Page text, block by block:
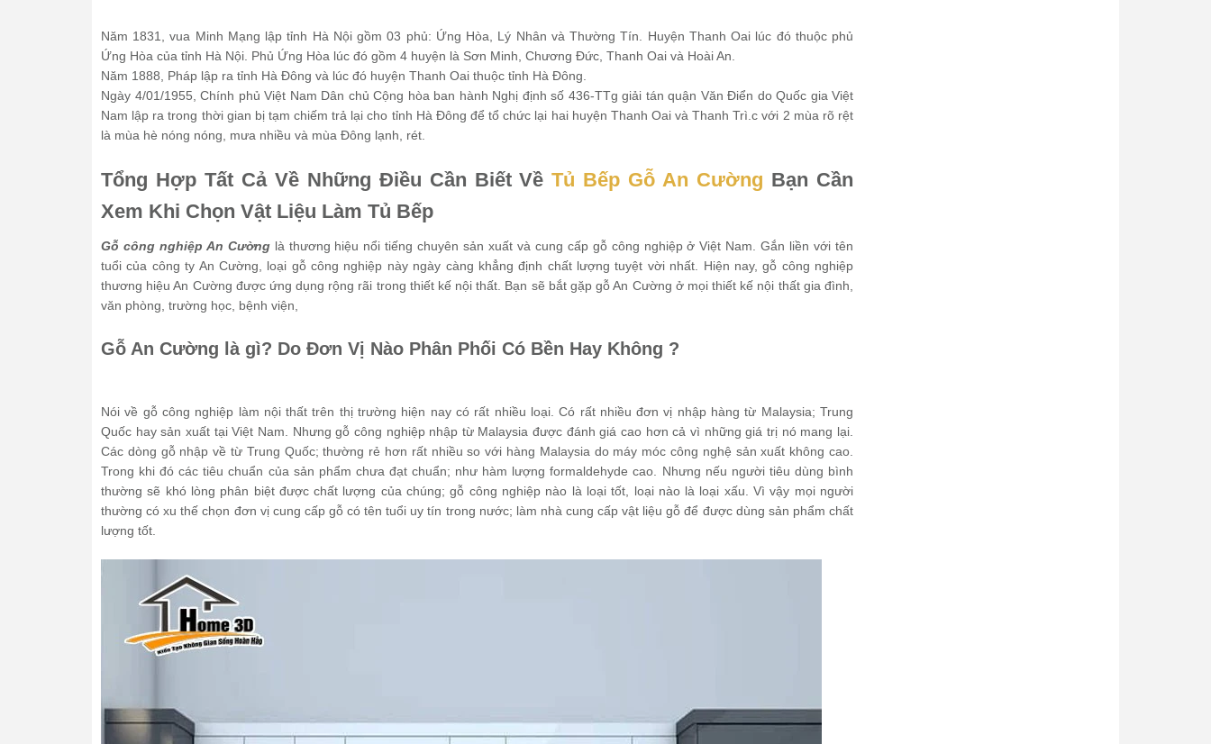
Năm 1831, vua Minh Mạng lập tỉnh Hà Nội gồm 03 phủ: Ứng Hòa, Lý Nhân và Thường Tín. Huyện Thanh Oai lúc đó thuộc phủ
Ứng Hòa của tỉnh Hà Nội. Phủ Ứng Hòa lúc đó gồm 4 huyện là Sơn Minh, Chương Đức, Thanh Oai và Hoài An.
Năm 1888, Pháp lập ra tỉnh Hà Đông và lúc đó huyện Thanh Oai thuộc tỉnh Hà Đông.
Ngày 4/01/1955, Chính phủ Việt Nam Dân chủ Cộng hòa ban hành Nghị định số 436-TTg giải tán quận Văn Điển do Quốc gia Việt
Nam lập ra trong thời gian bị tạm chiếm trả lại cho tỉnh Hà Đông để tổ chức lại hai huyện Thanh Oai và Thanh Trì.c với 2 mùa rõ rệt
là mùa hè nóng nóng, mưa nhiều và mùa Đông lạnh, rét.
Tổng Hợp Tất Cả Về Những Điều Cần Biết VềTủ Bếp Gỗ An Cường Bạn Cần
Xem Khi Chọn Vật Liệu Làm Tủ Bếp
Gỗ công nghiệp An Cườnglà thương hiệu nổi tiếng chuyên sản xuất và cung cấp gỗ công nghiệp ở Việt Nam. Gắn liền với tên
tuổi của công ty An Cường, loại gỗ công nghiệp này ngày càng khẳng định chất lượng tuyệt vời nhất. Hiện nay, gỗ công nghiệp
thương hiệu An Cường được ứng dụng rộng rãi trong thiết kế nội thất. Bạn sẽ bắt gặp gỗ An Cường ở mọi thiết kế nội thất gia đình,
văn phòng, trường học, bệnh viện,
Gỗ An Cường là gì? Do Đơn Vị Nào Phân Phối Có Bền Hay Không ?
Nói về gỗ công nghiệp làm nội thất trên thị trường hiện nay có rất nhiều loại. Có rất nhiều đơn vị nhập hàng từ Malaysia; Trung
Quốc hay sản xuất tại Việt Nam. Nhưng gỗ công nghiệp nhập từ Malaysia được đánh giá cao hơn cả vì những giá trị nó mang lại.
Các dòng gỗ nhập về từ Trung Quốc; thường rẻ hơn rất nhiều so với hàng Malaysia do máy móc công nghệ sản xuất không cao.
Trong khi đó các tiêu chuẩn của sản phẩm chưa đạt chuẩn; như hàm lượng formaldehyde cao. Nhưng nếu người tiêu dùng bình
thường sẽ khó lòng phân biệt được chất lượng của chúng; gỗ công nghiệp nào là loại tốt, loại nào là loại xấu. Vì vậy mọi người
thường có xu thế chọn đơn vị cung cấp gỗ có tên tuổi uy tín trong nước; làm nhà cung cấp vật liệu gỗ để được dùng sản phẩm chất
lượng tốt.